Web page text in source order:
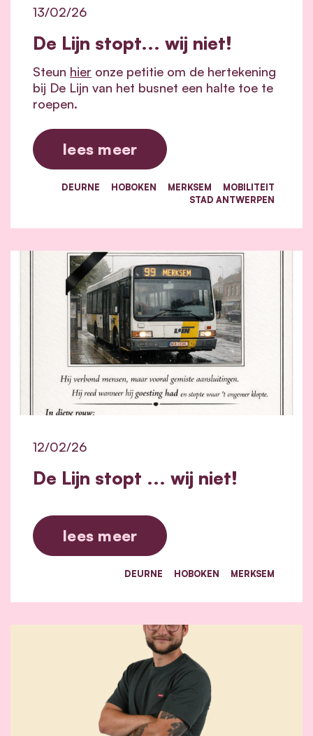
De Lijn stopt... wij niet!
13/02/26
Steun hier onze petitie om de hertekening
bij De Lijn van het busnet een halte toe te
roepen.
lees meer
DEURNE HOBOKEN MERKSEM
MOBILITEIT
STAD ANTWERPEN
De Lijn stopt ... wij niet!
12/02/26
lees meer
DEURNE HOBOKEN MERKSEM